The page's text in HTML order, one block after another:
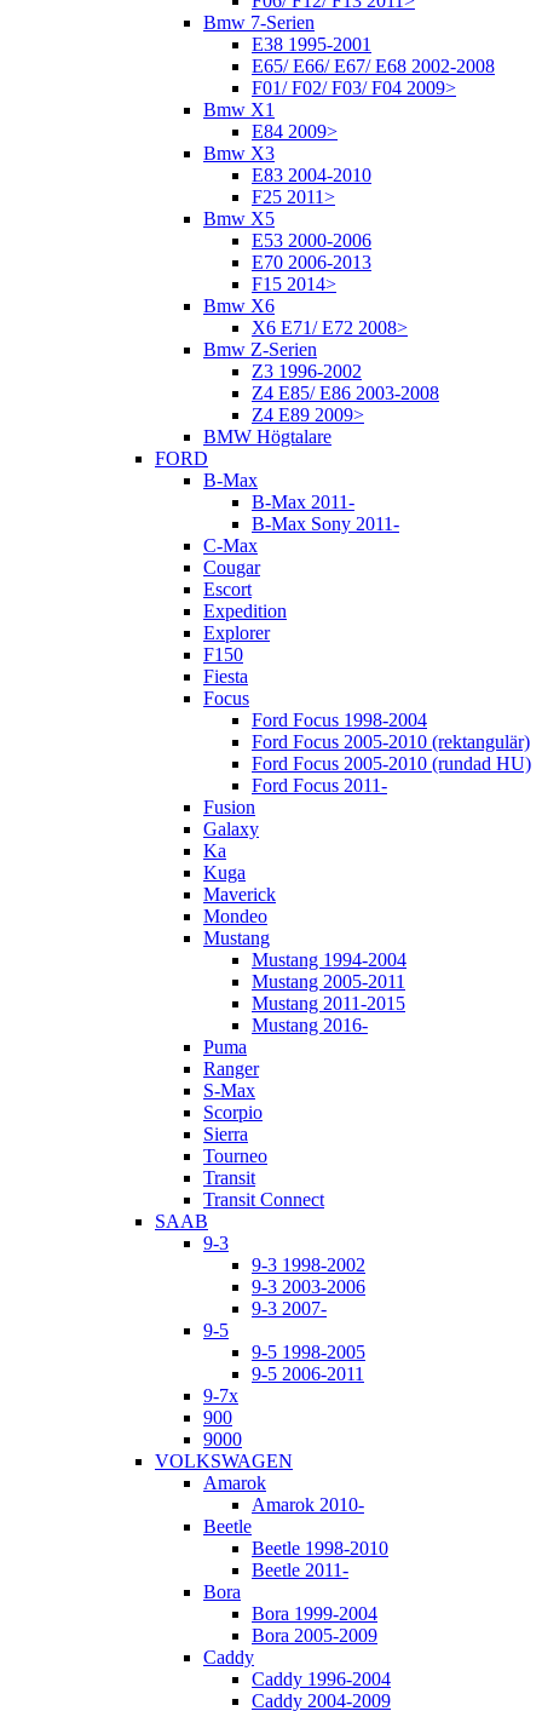
Bmw 7-Serien
E38 1995-2001
E65/ E66/ E67/ E68 2002-2008
F01/ F02/ F03/ F04 2009>
Bmw X1
E84 2009>
Bmw X3
E83 2004-2010
F25 2011>
Bmw X5
E53 2000-2006
E70 2006-2013
F15 2014>
Bmw X6
X6 E71/ E72 2008>
Bmw Z-Serien
Z3 1996-2002
Z4 E85/ E86 2003-2008
Z4 E89 2009>
BMW Högtalare
FORD
B-Max
B-Max 2011-
B-Max Sony 2011-
C-Max
Cougar
Escort
Expedition
Explorer
F150
Fiesta
Focus
Ford Focus 1998-2004
Ford Focus 2005-2010 (rektangulär)
Ford Focus 2005-2010 (rundad HU)
Ford Focus 2011-
Fusion
Galaxy
Ka
Kuga
Maverick
Mondeo
Mustang
Mustang 1994-2004
Mustang 2005-2011
Mustang 2011-2015
Mustang 2016-
Puma
Ranger
S-Max
Scorpio
Sierra
Tourneo
Transit
Transit Connect
SAAB
9-3
9-3 1998-2002
9-3 2003-2006
9-3 2007-
9-5
9-5 1998-2005
9-5 2006-2011
9-7x
900
9000
VOLKSWAGEN
Amarok
Amarok 2010-
Beetle
Beetle 1998-2010
Beetle 2011-
Bora
Bora 1999-2004
Bora 2005-2009
Caddy
Caddy 1996-2004
Caddy 2004-2009